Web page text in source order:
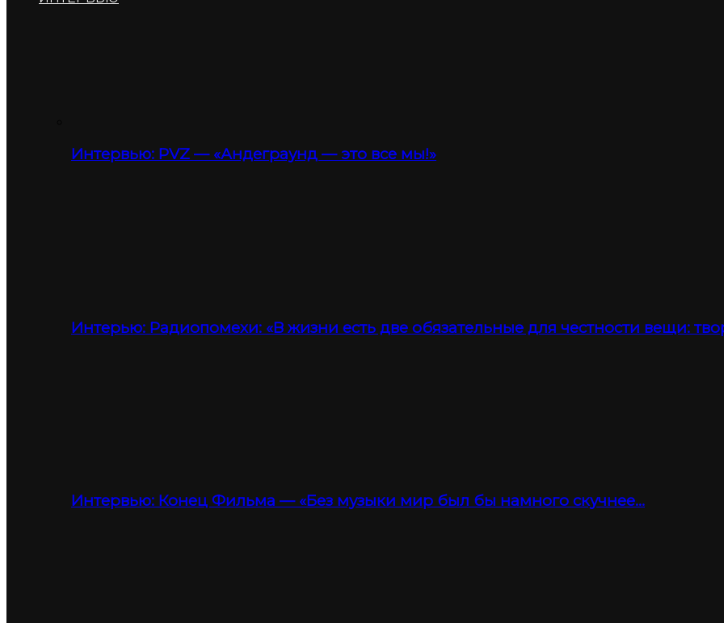
Интервью: PVZ — «Андеграунд — это все мы!»
Интерью: Радиопомехи: «В жизни есть две обязательные для честности вещи:
Интервью: Конец Фильма — «Без музыки мир был бы намного скучнее…